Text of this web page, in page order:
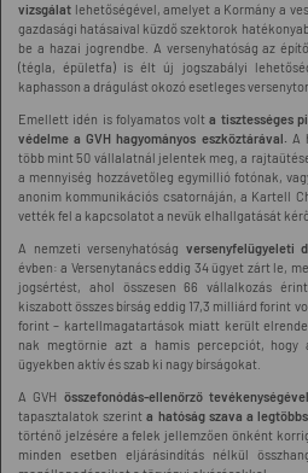
vizsgálat lehetőségével, amelyet a Kormány a
gazdasági hatásaival küzdő szektorok
be a hazai jogrendbe. A versenyhatóság az
(tégla, épületfa) is élt új jogszabályi
kaphasson a drágulást okozó esetleges
Emellett idén is folyamatos volta tisztességes
védelme a GVH hagyományos eszköztárával. A
több mint 50 vállalatnál jelentek meg, a
a mennyiség hozzávetőleg egymillió fotónak,
anonim kommunikációs csatornáján, a Kartell
vették fel a kapcsolatot a nevük elhallgatását
A nemzeti versenyhatóság versenyfelügyeleti
évben: a Versenytanács eddig 34 ügyet zárt le,
jogsértést, ahol összesen 66 vállalkozás
kiszabott összes bírság eddig 17,3 milliárd forint
forint – kartellmagatartások miatt került
nak megtörnie azt a hamis percepciót, hogy
ügyekben aktív és szab ki nagy bírságokat.
A GVH összefonódás-ellenőrző
tapasztalatok szerinta hatóság szava a
történő jelzésére a felek jellemzően önként
minden esetben eljárásindítás nélkül